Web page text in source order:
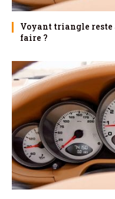
Voyant triangle reste
faire ?